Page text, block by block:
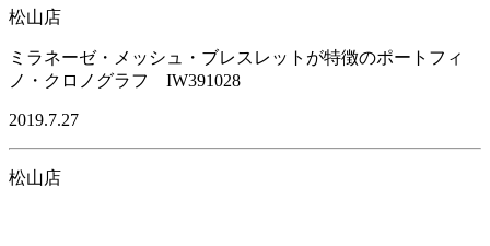
松山店
ミラネーゼ・メッシュ・ブレスレットが特徴のポートフィ
ノ・クロノグラフ IW391028
2019.7.27
松山店